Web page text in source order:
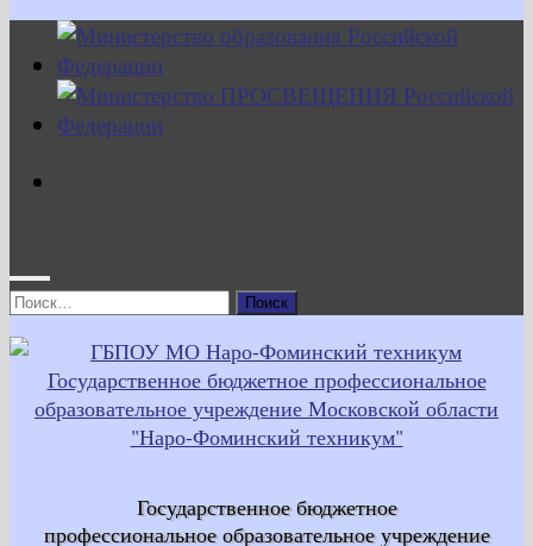
Найти:
Государственное бюджетное
профессиональное образовательное учреждение